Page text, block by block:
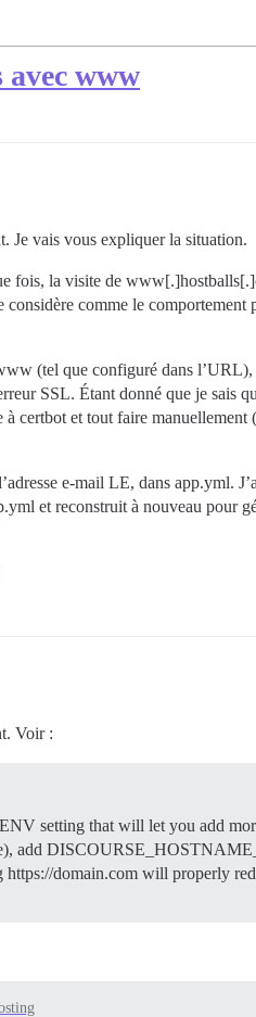
www
Je vais vous expliquer la situation.
fois, la visite de
comme le comportement
(tel que configuré dans
SSL. Étant donné que je sais
et tout faire manuellement
e-mail LE, dans app.yml.
et reconstruit à nouveau pour
Voir :
setting that will let you add
add
https://domain.com will